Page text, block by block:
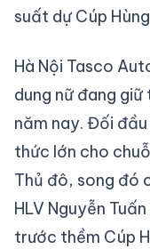
suất dự Cúp
Hà Nội Tasco
dung nữ đang
năm nay. Đối
thức lớn cho
Thủ đô, song đó
HLV Nguyễn
trước thềm Cúp